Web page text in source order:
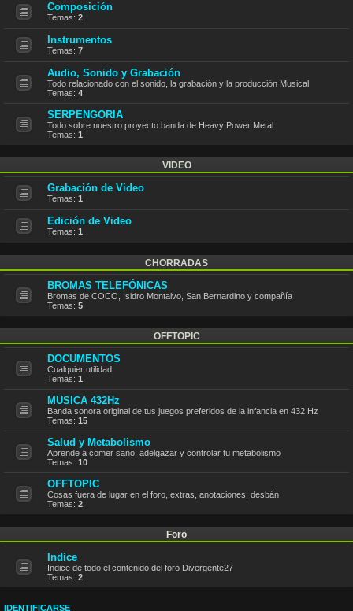
Composición
Temas: 2
Instrumentos
Temas: 7
Audio, Sonido y Grabación
Todo relacionado con el sonido, la grabación y la producción Musical
Temas: 4
SERPENGORIA
Todo sobre nuestro proyecto banda de Heavy Power Metal
Temas: 1
VIDEO
Grabación de Video
Temas: 1
Edición de Video
Temas: 1
CHORRADAS
BROMAS TELEFÓNICAS
Bromas de COCO, Isidro Montalvo, San Bernardino y compañía
Temas: 5
OFFTOPIC
DOCUMENTOS
Cualquier utilidad
Temas: 1
MUSICA 432Hz
Banda sonora original de tus juegos preferidos de la infancia en 432 Hz
Temas: 15
Salud y Metabolismo
Aprende a comer sano, adelgazar y controlar tu metabolismo
Temas: 10
OFFTOPIC
Cosas fuera de lugar en el foro, extras, anotaciones, desbán
Temas: 2
Foro
Indice
Indice de todo el contenido del foro Divergente27
Temas: 2
IDENTIFICARSE